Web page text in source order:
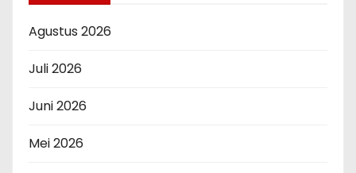
Agustus 2026
Juli 2026
Juni 2026
Mei 2026